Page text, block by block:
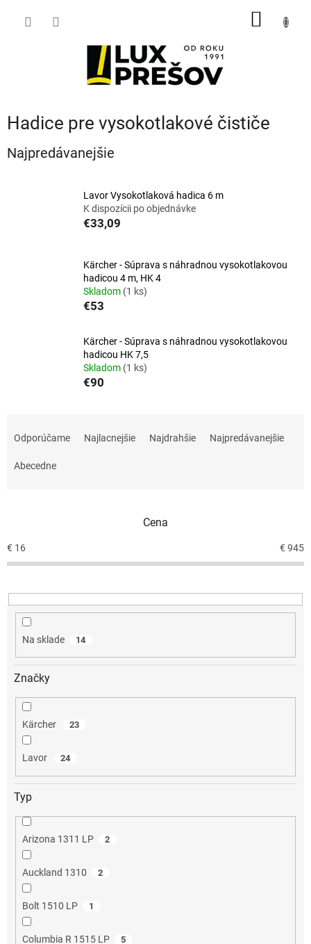
Hadice pre vysokotlakové čističe
Najpredávanejšie
Lavor Vysokotlaková hadica 6 m
K dispozícii po objednávke
€33,09
Kärcher - Súprava s náhradnou vysokotlakovou
hadicou 4 m, HK 4
Skladom (1 ks)
€53
Kärcher - Súprava s náhradnou vysokotlakovou
hadicou HK 7,5
Skladom (1 ks)
€90
r
o
u
k
Odporúčame Najlacnejšie Najdrahšie Najpredávanejšie
Abecedne
Cena
€ 16 € 945
Na sklade 14
Značky
Kärcher 23
Lavor 24
Typ
Arizona 1311 LP 2
Auckland 1310 2
Bolt 1510 LP 1
Columbia R 1515 LP 5